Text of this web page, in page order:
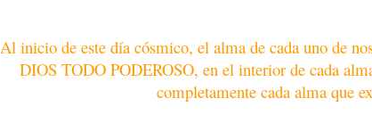
Al inicio de este día cósmico, el alma de cada uno de
DIOS TODO PODEROSO, en el interior de cada
completamente cada alma que